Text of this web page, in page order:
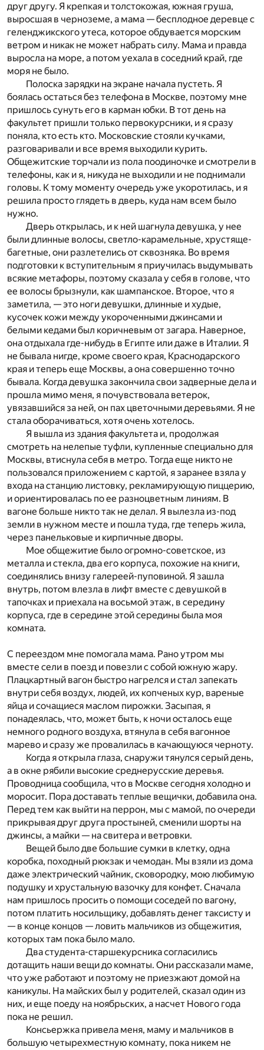
друг другу. Я крепкая и толстокожая, южная груша,
выросшая в черноземе, а мама — бесплодное деревце с
геленджикского утеса, которое обдувается морским
ветром и никак не может набрать силу. Мама и правда
выросла на море, а потом уехала в соседний край, где
моря не было.
Полоска зарядки на экране начала пустеть. Я
боялась остаться без телефона в Москве, поэтому мне
пришлось сунуть его в карман юбки. В тот день на
факультет пришли только первокурсники, и я сразу
поняла, кто есть кто. Московские стояли кучками,
разговаривали и все время выходили курить.
Общежитские торчали из пола поодиночке и смотрели в
телефоны, как и я, никуда не выходили и не поднимали
головы. К тому моменту очередь уже укоротилась, и я
решила просто глядеть в дверь, куда нам всем было
нужно.
Дверь открылась, и к ней шагнула девушка, у нее
были длинные волосы, светло-карамельные, хрустяще-
багетные, они разлетелись от сквозняка. Во время
подготовки к вступительным я приучилась выдумывать
всякие метафоры, поэтому сказала у себя в голове, что
ее волосы брызнули, как шампанское. Второе, что я
заметила, — это ноги девушки, длинные и худые,
кусочек кожи между укороченными джинсами и
белыми кедами был коричневым от загара. Наверное,
она отдыхала где-нибудь в Египте или даже в Италии. Я
не бывала нигде, кроме своего края, Краснодарского
края и теперь еще Москвы, а она совершенно точно
бывала. Когда девушка закончила свои задверные дела и
прошла мимо меня, я почувствовала ветерок,
увязавшийся за ней, он пах цветочными деревьями. Я не
стала оборачиваться, хотя очень хотелось.
Я вышла из здания факультета и, продолжая
смотреть на нелепые туфли, купленные специально для
Москвы, втиснула себя в метро. Тогда еще никто не
пользовался приложением с картой, я заранее взяла у
входа на станцию листовку, рекламирующую пиццерию,
и ориентировалась по ее разноцветным линиям. В
вагоне больше никто так не делал. Я вылезла из-под
земли в нужном месте и пошла туда, где теперь жила,
через панельковые и кирпичные дворы.
Мое общежитие было огромно-советское, из
металла и стекла, два его корпуса, похожие на книги,
соединялись внизу галереей-пуповиной. Я зашла
внутрь, потом влезла в лифт вместе с девушкой в
тапочках и приехала на восьмой этаж, в середину
корпуса, где в середине этой середины была моя
комната.
С переездом мне помогала мама. Рано утром мы
вместе сели в поезд и повезли с собой южную жару.
Плацкартный вагон быстро нагрелся и стал запекать
внутри себя воздух, людей, их копченых кур, вареные
яйца и сочащиеся маслом пирожки. Засыпая, я
понадеялась, что, может быть, к ночи осталось еще
немного родного воздуха, втянула в себя вагонное
марево и сразу же провалилась в качающуюся черноту.
Когда я открыла глаза, снаружи тянулся серый день,
а в окне рябили высокие среднерусские деревья.
Проводница сообщила, что в Москве сегодня холодно и
моросит. Пора доставать теплые вещички, добавила она.
Перед тем как выйти на перрон, мы с мамой, по очереди
прикрывая друг друга простыней, сменили шорты на
джинсы, а майки — на свитера и ветровки.
Вещей было две большие сумки в клетку, одна
коробка, походный рюкзак и чемодан. Мы взяли из дома
даже электрический чайник, сковородку, мою любимую
подушку и хрустальную вазочку для конфет. Сначала
нам пришлось просить о помощи соседей по вагону,
потом платить носильщику, добавлять денег таксисту и
— в конце концов — ловить мальчиков из общежития,
которых там пока было мало.
Два студента-старшекурсника согласились
дотащить наши вещи до комнаты. Они рассказали маме,
что уже работают и поэтому не приезжают домой на
каникулы. На майских был у родителей, сказал один из
них, и еще поеду на ноябрьских, а насчет Нового года
пока не решил.
Консьержка привела меня, маму и мальчиков в
большую четырехместную комнату, пока никем не